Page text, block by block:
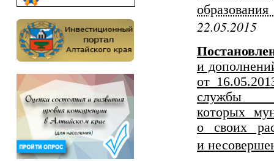
22.05.2015
и
от
службы
которых
о своих
и